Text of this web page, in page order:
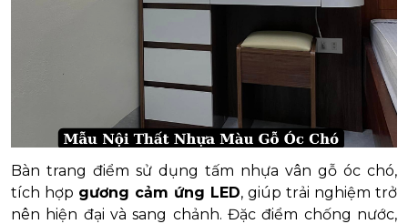
Bàn trang điểm sử dụng tấm nhựa vân gỗ óc chó,
tích hợp gương cảm ứng LED, giúp trải nghiệm trở
nên hiện đại và sang chảnh. Đặc điểm chống nước,